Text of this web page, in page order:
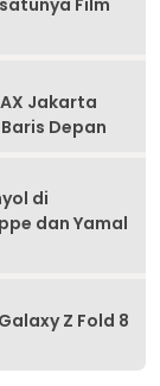
Film
Jakarta
Depan
di
dan Yamal
Z Fold 8